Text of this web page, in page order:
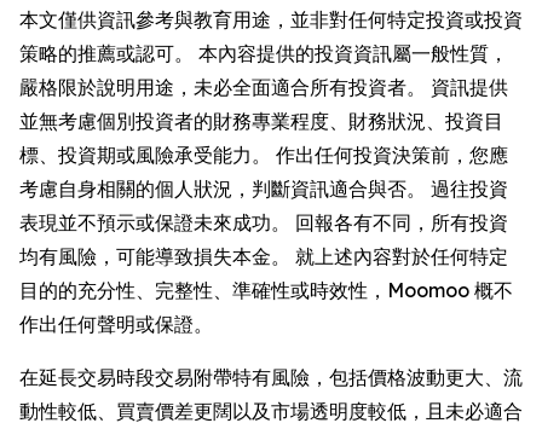
本文僅供資訊參考與教育用途，並非對任何特定投資或投資
策略的推薦或認可。 本內容提供的投資資訊屬一般性質，
嚴格限於說明用途，未必全面適合所有投資者。 資訊提供
並無考慮個別投資者的財務專業程度、財務狀況、投資目
標、投資期或風險承受能力。 作出任何投資決策前，您應
考慮自身相關的個人狀況，判斷資訊適合與否。 過往投資
表現並不預示或保證未來成功。 回報各有不同，所有投資
均有風險，可能導致損失本金。 就上述內容對於任何特定
目的的充分性、完整性、準確性或時效性，Moomoo 概不
作出任何聲明或保證。
在延長交易時段交易附帶特有風險，包括價格波動更大、流
動性較低、買賣價差更闊以及市場透明度較低，且未必適合